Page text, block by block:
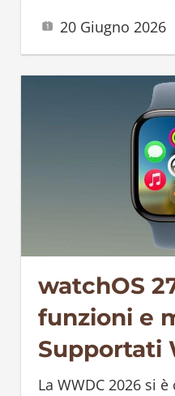
20 Giugno 2026
watchOS
funzioni e
Supportati
La WWDC 2026 si